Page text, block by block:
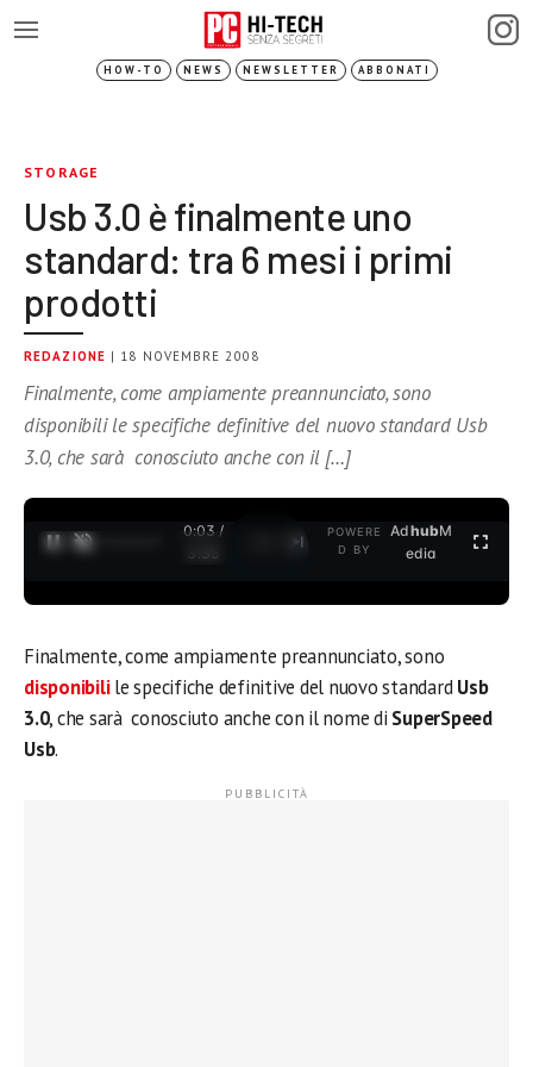
HOW-TO NEWS NEWSLETTER ABBONATI
STORAGE
Usb 3.0 è finalmente uno
standard: tra 6 mesi i primi
prodotti
REDAZIONE | 18 NOVEMBRE 2008
Finalmente, come ampiamente preannunciato, sono
disponibili le specifiche definitive del nuovo standard Usb
3.0, che sarà conosciuto anche con il […]
0:03 /
3:35
POWERE
D BY
AdhubM
edia
Finalmente, come ampiamente preannunciato, sono
disponibilile specifiche definitive del nuovo standardUsb
3.0, che sarà conosciuto anche con il nome di SuperSpeed
Usb.